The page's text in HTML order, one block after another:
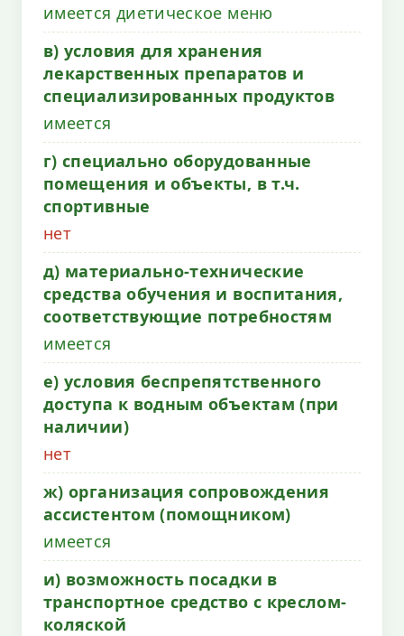
имеется диетическое меню
в) условия для хранения
лекарственных препаратов и
специализированных продуктов
имеется
г) специально оборудованные
помещения и объекты, в т.ч.
спортивные
нет
д) материально-технические
средства обучения и воспитания,
соответствующие потребностям
имеется
е) условия беспрепятственного
доступа к водным объектам (при
наличии)
нет
ж) организация сопровождения
ассистентом (помощником)
имеется
и) возможность посадки в
транспортное средство с креслом-
коляской